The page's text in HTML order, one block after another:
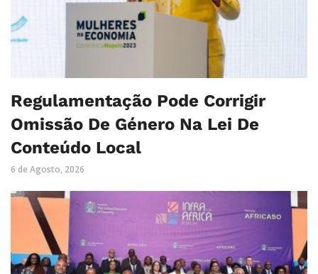
Regulamentação Pode Corrigir
Omissão De Género Na Lei De
Conteúdo Local
6 de Agosto, 2026